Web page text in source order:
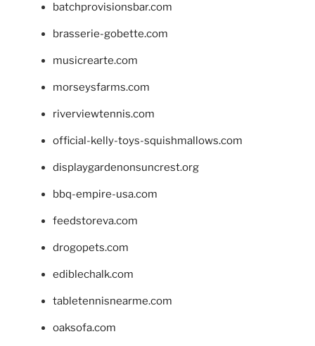
batchprovisionsbar.com
brasserie-gobette.com
musicrearte.com
morseysfarms.com
riverviewtennis.com
official-kelly-toys-squishmallows.com
displaygardenonsuncrest.org
bbq-empire-usa.com
feedstoreva.com
drogopets.com
ediblechalk.com
tabletennisnearme.com
oaksofa.com